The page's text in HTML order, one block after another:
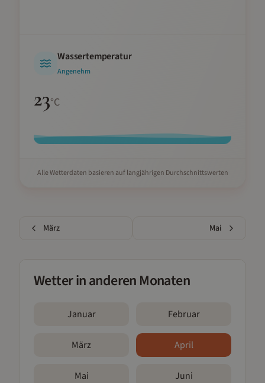
Wassertemperatur
Angenehm
23°C
Alle Wetterdaten basieren auf langjährigen Durchschnittswerten
März Mai
Wetter in anderen Monaten
Januar Februar
März April
Mai Juni